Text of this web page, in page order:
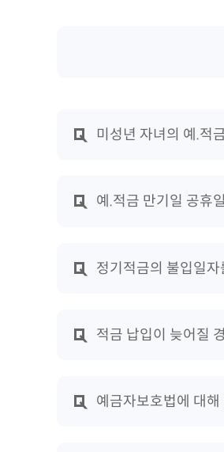
미성년 자녀의 예.적
예.적금 만기일 공휴
정기적금의 불입일
적금 납입이 늦어질
예금자보호법에 대